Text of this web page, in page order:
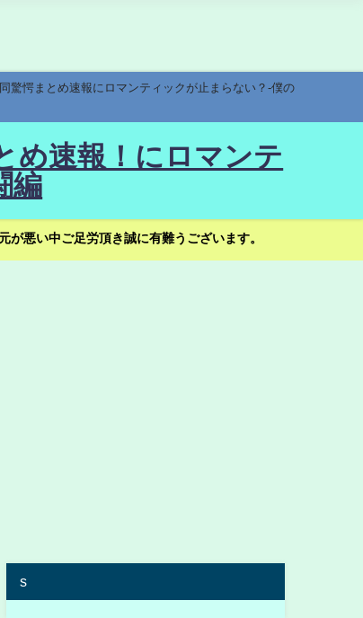
驚愕まとめ速報にロマンティックが止まらない？-僕の
め速報！にロマンテ
編
悪い中ご足労頂き誠に有難うございます。
s